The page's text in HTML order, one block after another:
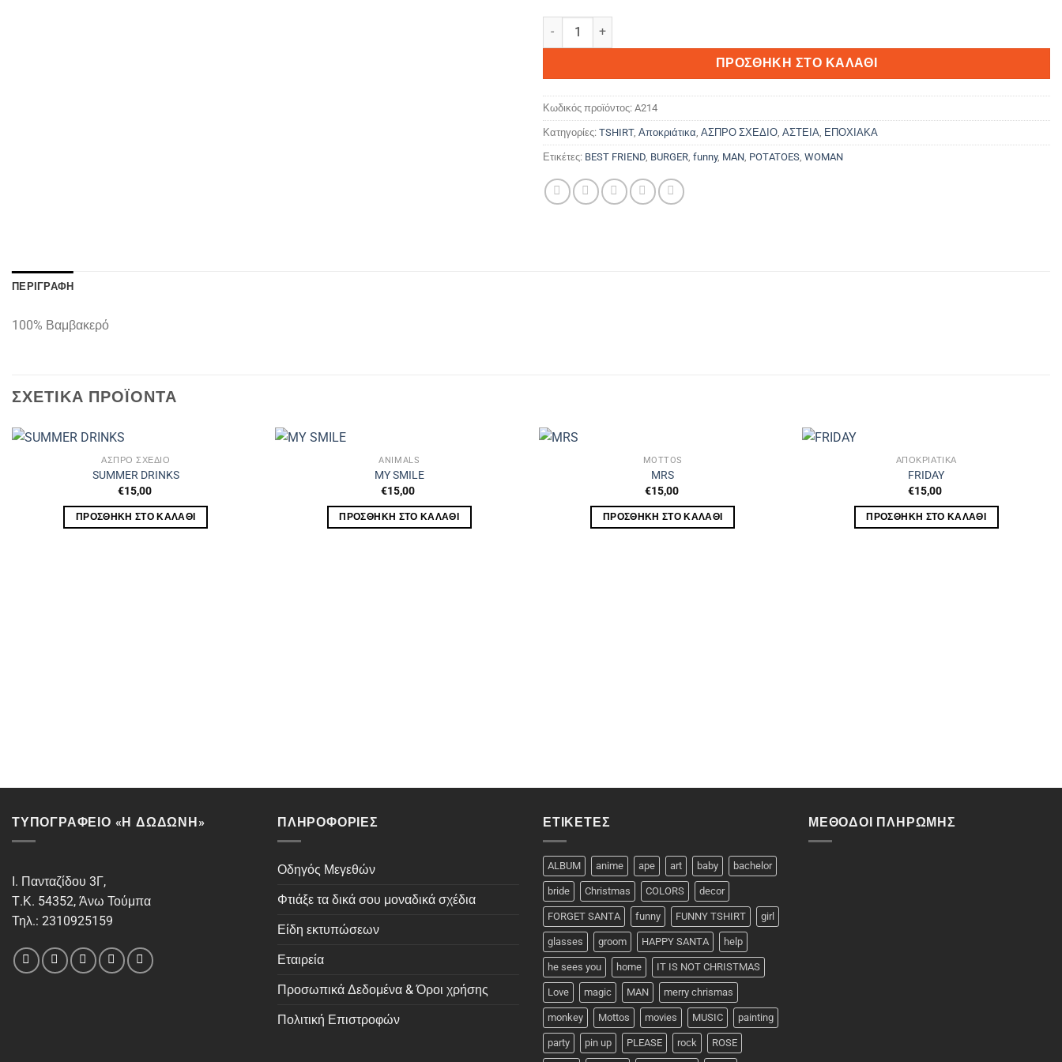
BEST FRIENDS POTATOES ποσότητα
ΠΡΟΣΘΉΚΗ ΣΤΟ ΚΑΛΆΘΙ
Κωδικός προϊόντος: A214
Κατηγορίες: TSHIRT, Αποκριάτικα ΑΣΠΡΟ ΣΧΕΔΙΟ ΑΣΤΕΙΑ ΕΠΟΧΙΑΚΑ
Ετικέτες: BEST FRIEND BURGER funny, MAN POTATOES WOMAN
ΠΕΡΙΓΡΑΦΉ
100% Βαμβακερό
ΣΧΕΤΙΚΆ ΠΡΟΪΌΝΤΑ
ΑΣΠΡΟ ΣΧΕΔΙΟ
SUMMER DRINKS
€15,00
ΠΡΟΣΘΉΚΗ ΣΤΟ ΚΑΛΆΘΙ
ANIMALS
MY SMILE
€15,00
ΠΡΟΣΘΉΚΗ ΣΤΟ ΚΑΛΆΘΙ
MOTTOS
MRS
€15,00
ΠΡΟΣΘΉΚΗ ΣΤΟ ΚΑΛΆΘΙ
ΑΠΟΚΡΙΆΤΙΚΑ
FRIDAY
€15,00
ΠΡΟΣΘΉΚΗ ΣΤΟ ΚΑΛΆΘΙ
ΤΥΠΟΓΡΑΦΕΙΟ «Η ΔΩΔΩΝΗ»
Ι. Πανταζίδου 3Γ,
Τ.Κ. 54352, Άνω Τούμπα
Τηλ.: 2310925159
ΠΛΗΡΟΦΟΡΊΕΣ
Οδηγός Μεγεθών
Φτιάξε τα δικά σου μοναδικά σχέδια
Είδη εκτυπώσεων
Εταιρεία
Προσωπικά Δεδομένα & Όροι χρήσης
Πολιτική Επιστροφών
ΕΤΙΚΈΤΕΣ
ALBUM anime ape art baby bachelor
bride Christmas COLORS decor
FORGET SANTA funny FUNNY TSHIRT girl
glasses groom HAPPY SANTA help
he sees you home IT IS NOT CHRISTMAS
Love magic MAN merry chrismas
monkey Mottos movies MUSIC painting
party pin up PLEASE rock ROSE
ΜΈΘΟΔΟΙ ΠΛΗΡΩΜΉΣ